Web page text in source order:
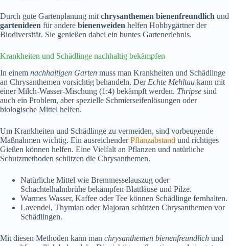
Durch gute Gartenplanung mit chrysanthemen bienenfreundlich und
gartenideen für andere bienenweiden helfen Hobbygärtner der
Biodiversität. Sie genießen dabei ein buntes Gartenerlebnis.
Krankheiten und Schädlinge nachhaltig bekämpfen
In einem nachhaltigen Garten muss man Krankheiten und Schädlinge
an Chrysanthemen vorsichtig behandeln. Der Echte Mehltau kann mit
einer Milch-Wasser-Mischung (1:4) bekämpft werden. Thripse sind
auch ein Problem, aber spezielle Schmierseifenlösungen oder
biologische Mittel helfen.
Um Krankheiten und Schädlinge zu vermeiden, sind vorbeugende
Maßnahmen wichtig. Ein ausreichenderPflanzabstand und richtiges
Gießen können helfen. Eine Vielfalt an Pflanzen und natürliche
Schutzmethoden schützen die Chrysanthemen.
Natürliche Mittel wie Brennnesselauszug oder
Schachtelhalmbrühe bekämpfen Blattläuse und Pilze.
Warmes Wasser, Kaffee oder Tee können Schädlinge fernhalten.
Lavendel, Thymian oder Majoran schützen Chrysanthemen vor
Schädlingen.
Mit diesen Methoden kann man chrysanthemen bienenfreundlich und